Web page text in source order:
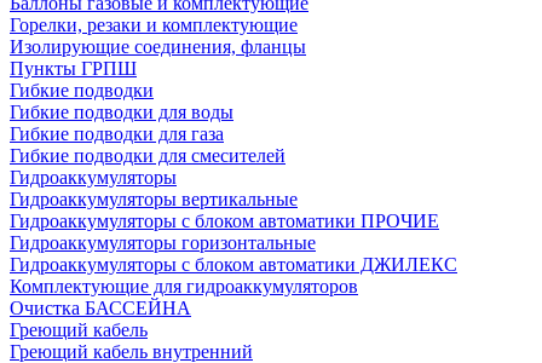
Горелки, резаки и комплектующие
Изолирующие соединения, фланцы
Пункты ГРПШ
Гибкие подводки
Гибкие подводки для воды
Гибкие подводки для газа
Гибкие подводки для смесителей
Гидроаккумуляторы
Гидроаккумуляторы вертикальные
Гидроаккумуляторы с блоком автоматики ПРОЧИЕ
Гидроаккумуляторы горизонтальные
Гидроаккумуляторы с блоком автоматики ДЖИЛЕКС
Комплектующие для гидроаккумуляторов
Очистка БАССЕЙНА
Греющий кабель
Греющий кабель внутренний